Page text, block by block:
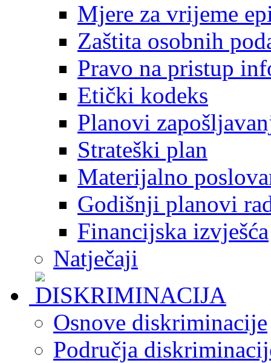
Mjere za vrijeme
Zaštita osobnih
Pravo na pristup
Etički kodeks
Planovi
Strateški plan
Materijalno
Godišnji planovi
Financijska izvješća
Natječaji
Osnove diskriminacije
Područja